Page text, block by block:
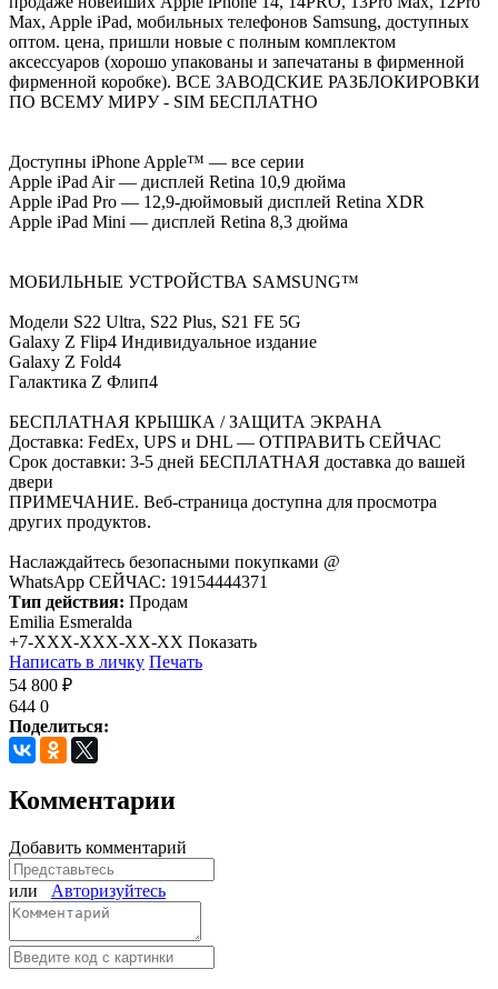
Max, Apple iPad, мобильных телефонов Samsung, доступных
оптом. цена, пришли новые с полным комплектом
аксессуаров (хорошо упакованы и запечатаны в фирменной
фирменной коробке). ВСЕ ЗАВОДСКИЕ РАЗБЛОКИРОВКИ
ПО ВСЕМУ МИРУ - SIM БЕСПЛАТНО
Доступны iPhone Apple™ — все серии
Apple iPad Air — дисплей Retina 10,9 дюйма
Apple iPad Pro — 12,9-дюймовый дисплей Retina XDR
Apple iPad Mini — дисплей Retina 8,3 дюйма
МОБИЛЬНЫЕ УСТРОЙСТВА SAMSUNG™
Модели S22 Ultra, S22 Plus, S21 FE 5G
Galaxy Z Flip4 Индивидуальное издание
Galaxy Z Fold4
Галактика Z Флип4
БЕСПЛАТНАЯ КРЫШКА / ЗАЩИТА ЭКРАНА
Доставка: FedEx, UPS и DHL — ОТПРАВИТЬ СЕЙЧАС
Срок доставки: 3-5 дней БЕСПЛАТНАЯ доставка до вашей
двери
ПРИМЕЧАНИЕ. Веб-страница доступна для просмотра
других продуктов.
Наслаждайтесь безопасными покупками @
WhatsApp СЕЙЧАС: 19154444371
Тип действия: Продам
Emilia Esmeralda
+7-XXX-XXX-XX-XX Показать
Написать в личку Печать
54 800 ₽
644 0
Поделиться:
Комментарии
Добавить комментарий
или Авторизуйтесь